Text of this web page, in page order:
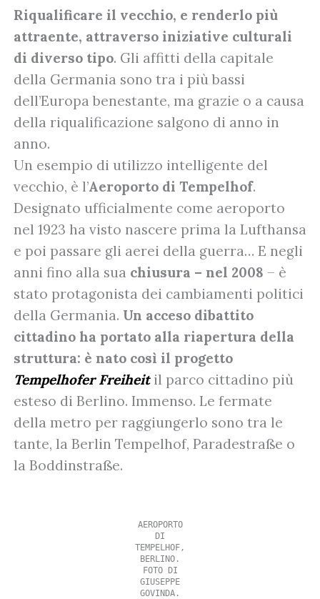
Riqualificare il vecchio, e renderlo più
attraente, attraverso iniziative culturali
di diverso tipo. Gli affitti della capitale
della Germania sono tra i più bassi
dell’Europa benestante, ma grazie o a causa
della riqualificazione salgono di anno in
anno.
Un esempio di utilizzo intelligente del
vecchio, è l’Aeroporto di Tempelhof.
Designato ufficialmente come aeroporto
nel 1923 ha visto nascere prima la Lufthansa
e poi passare gli aerei della guerra… E negli
anni fino alla sua chiusura – nel 2008 – è
stato protagonista dei cambiamenti politici
della Germania. Un acceso dibattito
cittadino ha portato alla riapertura della
struttura: è nato così il progetto
Tempelhofer Freiheitil parco cittadino più
esteso di Berlino. Immenso. Le fermate
della metro per raggiungerlo sono tra le
tante, la Berlin Tempelhof, Paradestraße o
la Boddinstraße.
AEROPORTO
DI
TEMPELHOF,
BERLINO.
FOTO DI
GIUSEPPE
GOVINDA.